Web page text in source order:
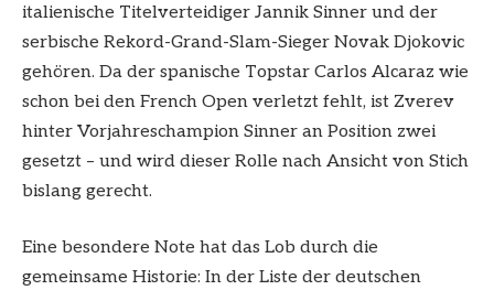
italienische Titelverteidiger Jannik Sinner und der
serbische Rekord-Grand-Slam-Sieger Novak Djokovic
gehören. Da der spanische Topstar Carlos Alcaraz wie
schon bei den French Open verletzt fehlt, ist Zverev
hinter Vorjahreschampion Sinner an Position zwei
gesetzt – und wird dieser Rolle nach Ansicht von Stich
bislang gerecht.
Eine besondere Note hat das Lob durch die
gemeinsame Historie: In der Liste der deutschen